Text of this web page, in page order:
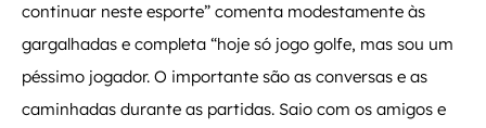
continuar neste esporte” comenta modestamente às
gargalhadas e completa “hoje só jogo golfe, mas sou um
péssimo jogador. O importante são as conversas e as
caminhadas durante as partidas. Saio com os amigos e